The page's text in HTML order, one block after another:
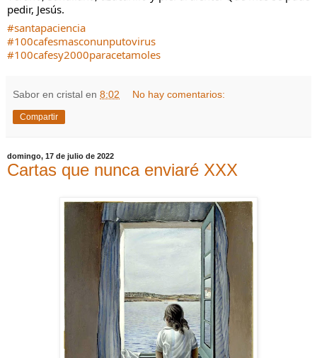
pedir, Jesús.
#santapaciencia
#100cafesmasconunputovirus
#100cafesy2000paracetamoles
Sabor en cristal en 8:02 No hay comentarios:
Compartir
domingo, 17 de julio de 2022
Cartas que nunca enviaré XXX